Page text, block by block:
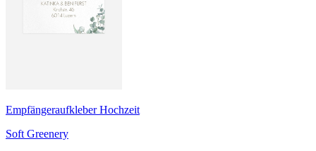
Empfängeraufkleber Hochzeit
Soft Greenery